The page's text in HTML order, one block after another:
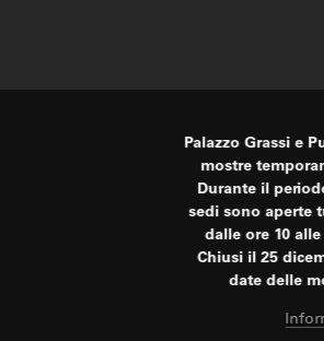
Palazzo Grassi e
mostre
Durante il
sedi sono aperte
dalle ore 10
Chiusi il 25
date delle